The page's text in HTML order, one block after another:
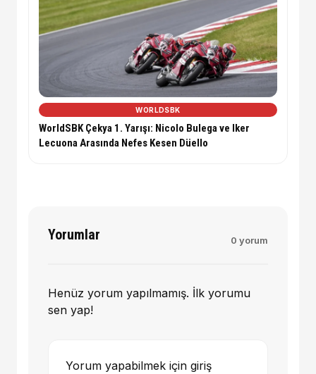
WORLDSBK
WorldSBK Çekya 1. Yarışı: Nicolo Bulega ve Iker
Lecuona Arasında Nefes Kesen Düello
Yorumlar 0 yorum
Henüz yorum yapılmamış. İlk yorumu
sen yap!
Yorum yapabilmek için giriş